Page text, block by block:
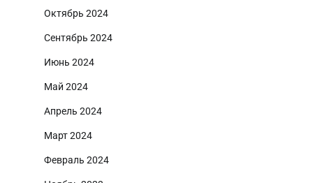
Октябрь 2024
Сентябрь 2024
Июнь 2024
Май 2024
Апрель 2024
Март 2024
Февраль 2024